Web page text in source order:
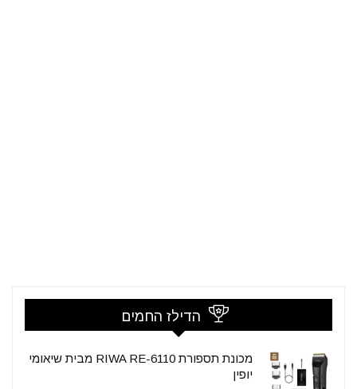
הדילז החמים
מכונת תספורת RIWA RE-6110 מבית שיאומי
יופין